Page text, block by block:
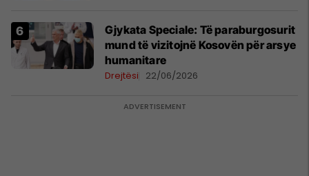
​Gjykata Speciale: Të paraburgosurit
mund të vizitojnë Kosovën për arsye
humanitare
Drejtësi 22/06/2026